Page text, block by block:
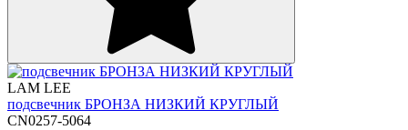
LAM LEE
подсвечник БРОНЗА НИЗКИЙ КРУГЛЫЙ
CN0257-5064